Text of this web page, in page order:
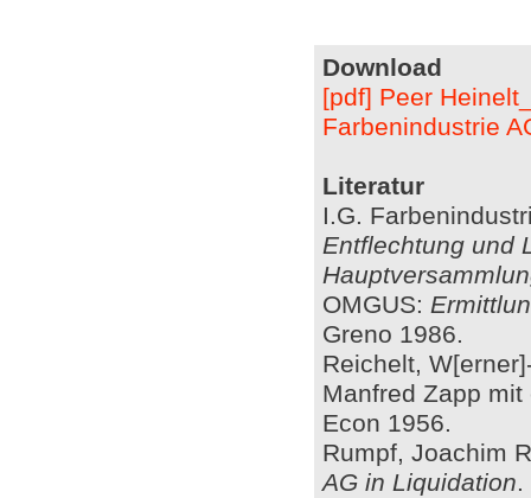
Download
[pdf] Peer
Farbenindustrie
Literatur
I.G.
Entflechtung und
OMGUS:
Greno 1986.
Reichelt,
Manfred Zapp
Econ 1956.
Rumpf, Joachim
AG in Liquidation